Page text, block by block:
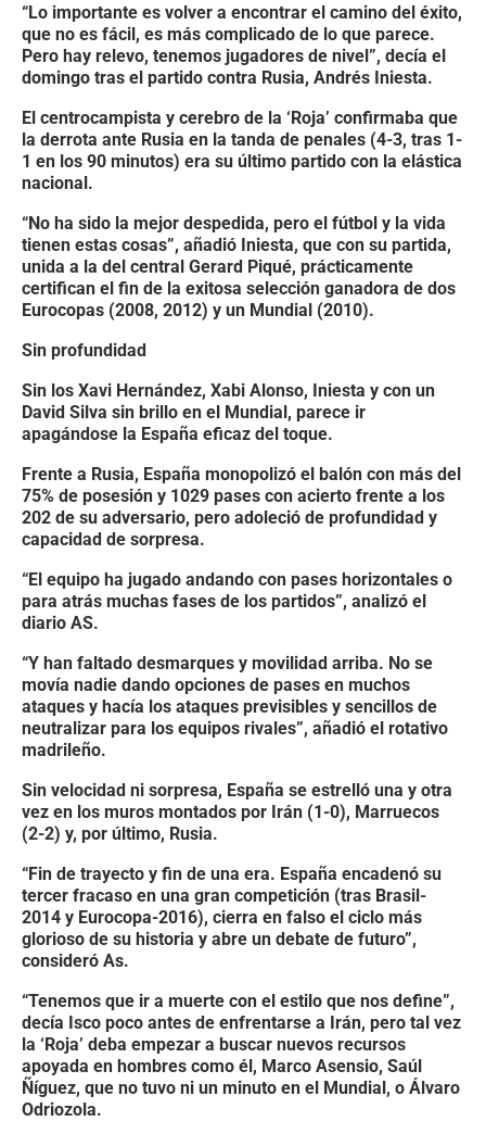
“Lo importante es volver a encontrar el camino del éxito,
que no es fácil, es más complicado de lo que parece.
Pero hay relevo, tenemos jugadores de nivel”, decía el
domingo tras el partido contra Rusia, Andrés Iniesta.
El centrocampista y cerebro de la ‘Roja’ confirmaba que
la derrota ante Rusia en la tanda de penales (4-3, tras 1-
1 en los 90 minutos) era su último partido con la elástica
nacional.
“No ha sido la mejor despedida, pero el fútbol y la vida
tienen estas cosas”, añadió Iniesta, que con su partida,
unida a la del central Gerard Piqué, prácticamente
certifican el fin de la exitosa selección ganadora de dos
Eurocopas (2008, 2012) y un Mundial (2010).
Sin profundidad
Sin los Xavi Hernández, Xabi Alonso, Iniesta y con un
David Silva sin brillo en el Mundial, parece ir
apagándose la España eficaz del toque.
Frente a Rusia, España monopolizó el balón con más del
75% de posesión y 1029 pases con acierto frente a los
202 de su adversario, pero adoleció de profundidad y
capacidad de sorpresa.
“El equipo ha jugado andando con pases horizontales o
para atrás muchas fases de los partidos”, analizó el
diario AS.
“Y han faltado desmarques y movilidad arriba. No se
movía nadie dando opciones de pases en muchos
ataques y hacía los ataques previsibles y sencillos de
neutralizar para los equipos rivales”, añadió el rotativo
madrileño.
Sin velocidad ni sorpresa, España se estrelló una y otra
vez en los muros montados por Irán (1-0), Marruecos
(2-2) y, por último, Rusia.
“Fin de trayecto y fin de una era. España encadenó su
tercer fracaso en una gran competición (tras Brasil-
2014 y Eurocopa-2016), cierra en falso el ciclo más
glorioso de su historia y abre un debate de futuro”,
consideró As.
“Tenemos que ir a muerte con el estilo que nos define”,
decía Isco poco antes de enfrentarse a Irán, pero tal vez
la ‘Roja’ deba empezar a buscar nuevos recursos
apoyada en hombres como él, Marco Asensio, Saúl
Ñíguez, que no tuvo ni un minuto en el Mundial, o Álvaro
Odriozola.